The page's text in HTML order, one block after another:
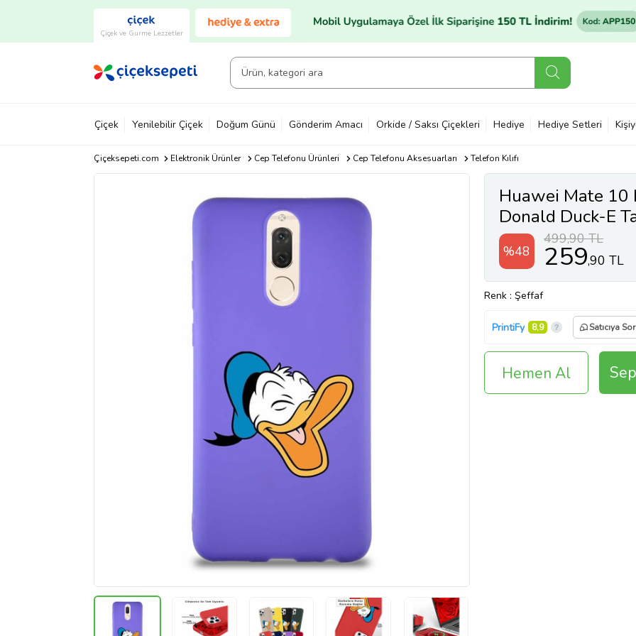
Çiçek ve Gurme Lezzetler
Çiçek Yenilebilir Çiçek Doğum Günü Gönderim Amacı Orkide / Saksı Çiçekleri Hediye Hediye Setleri
Çiçeksepeti.com Elektronik Ürünler Cep Telefonu Ürünleri Cep Telefonu Aksesuarları Telefon Kılıfı
Huawei Mate 10
Donald Duck-E
(Şeffaf)
%48
499,90 TL
259,90 TL
Renk : Şeffaf
PrintiFy 8,9 Satıcıya Sor
Hemen Al